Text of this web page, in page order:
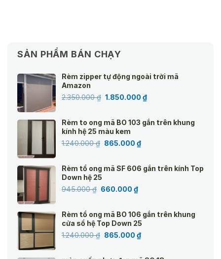
SẢN PHẨM BÁN CHẠY
Rèm zipper tự động ngoài trời mã
Amazon
2.350.000₫ Giá
2.350.000 ₫.
1.850.000₫Giá
là:
Rèm to ong mã BO 103 gắn trên khung
kính hệ 25 màu kem
1.240.000₫ Giá
1.240.000 ₫.
865.000₫Giá
là:
Rèm tổ ong mã SF 606 gắn trên kính Top
Down hệ 25
945.000₫ Giá
945.000 ₫.
660.000₫Giá
là:
660.000 ₫.
Rèm tổ ong mã BO 106 gắn trên khung
cửa sổ hệ Top Down 25
1.240.000₫ Giá
865.000₫Giá